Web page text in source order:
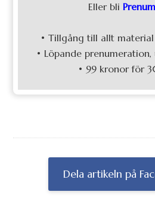
Eller bli
• Tillgång till allt
• Löpande
• 99 kronor för
Dela artikeln på